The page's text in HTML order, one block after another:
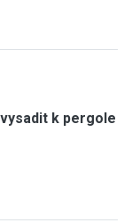
k pergole